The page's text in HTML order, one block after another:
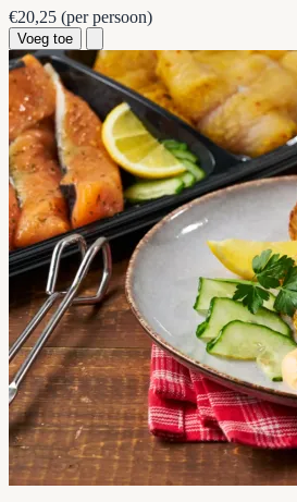
€20,25 (per persoon)
Voeg toe